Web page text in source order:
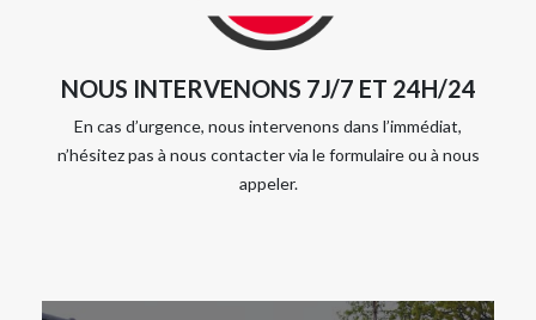
NOUS INTERVENONS 7J/7 ET 24H/24
En cas d’urgence, nous intervenons dans l’immédiat,
n’hésitez pas à nous contacter via le formulaire ou à nous
appeler.